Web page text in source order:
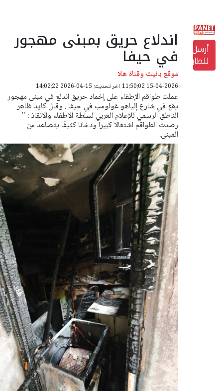
أرسل
للطابعة
اندلاع حريق بمبنى مهجور
في حيفا
موقع بانيت وقناة هلا
15-04-2026 11:50:02 اخر تحديث: 15-04-2026 14:02:22
عملت طواقم الإطفاء على إخماد حريق اندلع في مبنى مهجور
يقع في شارع إلياهو غولومب في حيفا . وقال كايد ظاهر
الناطق الرسمي للإعلام العربي لسلطة الاطفاء والانقاذ : "
رصدت الطواقم اشتعالا كبيرا ودخانا كثيفًا يتصاعد من
المبنى.